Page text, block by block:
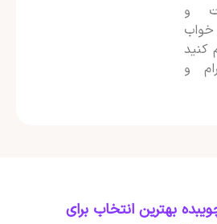
و
و
بهترین انتخاب برای